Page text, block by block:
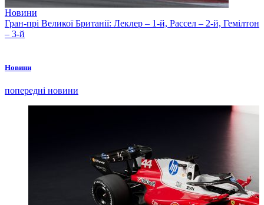
Новини
Гран-прі Великої Британії: Леклер – 1-й, Рассел – 2-й, Гемілтон
– 3-й
Новини
попередні новини